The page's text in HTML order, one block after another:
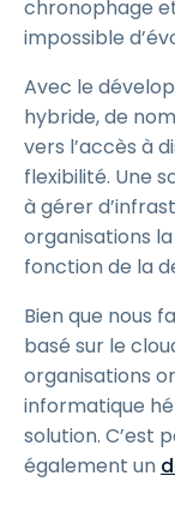
chronophage
impossible
Avec le
hybride, de
vers l’accès à
flexibilité. Une
à gérer
organisations
fonction de la
Bien que nous
basé sur le
organisations
informatique
solution. C’est
également un